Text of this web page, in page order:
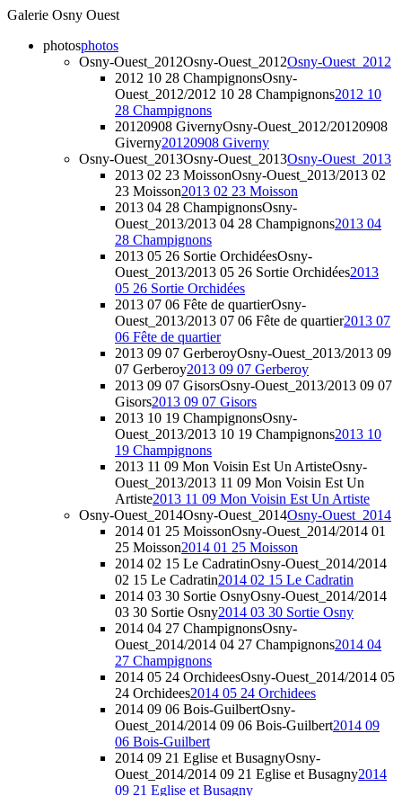
Galerie Osny Ouest
photosphotos
Osny-Ouest_2012Osny-Ouest_2012Osny-Ouest_2012
2012 10 28 ChampignonsOsny-
Ouest_2012/2012 10 28 Champignons2012 10
28 Champignons
20120908 GivernyOsny-Ouest_2012/20120908
Giverny20120908 Giverny
Osny-Ouest_2013Osny-Ouest_2013Osny-Ouest_2013
2013 02 23 MoissonOsny-Ouest_2013/2013 02
23 Moisson2013 02 23 Moisson
2013 04 28 ChampignonsOsny-
Ouest_2013/2013 04 28 Champignons2013 04
28 Champignons
2013 05 26 Sortie OrchidéesOsny-
Ouest_2013/2013 05 26 Sortie Orchidées2013
05 26 Sortie Orchidées
2013 07 06 Fête de quartierOsny-
Ouest_2013/2013 07 06 Fête de quartier2013 07
06 Fête de quartier
2013 09 07 GerberoyOsny-Ouest_2013/2013 09
07 Gerberoy2013 09 07 Gerberoy
2013 09 07 GisorsOsny-Ouest_2013/2013 09 07
Gisors2013 09 07 Gisors
2013 10 19 ChampignonsOsny-
Ouest_2013/2013 10 19 Champignons2013 10
19 Champignons
2013 11 09 Mon Voisin Est Un ArtisteOsny-
Ouest_2013/2013 11 09 Mon Voisin Est Un
Artiste2013 11 09 Mon Voisin Est Un Artiste
Osny-Ouest_2014Osny-Ouest_2014Osny-Ouest_2014
2014 01 25 MoissonOsny-Ouest_2014/2014 01
25 Moisson2014 01 25 Moisson
2014 02 15 Le CadratinOsny-Ouest_2014/2014
02 15 Le Cadratin2014 02 15 Le Cadratin
2014 03 30 Sortie OsnyOsny-Ouest_2014/2014
03 30 Sortie Osny2014 03 30 Sortie Osny
2014 04 27 ChampignonsOsny-
Ouest_2014/2014 04 27 Champignons2014 04
27 Champignons
2014 05 24 OrchideesOsny-Ouest_2014/2014 05
24 Orchidees2014 05 24 Orchidees
2014 09 06 Bois-GuilbertOsny-
Ouest_2014/2014 09 06 Bois-Guilbert2014 09
06 Bois-Guilbert
2014 09 21 Eglise et BusagnyOsny-
Ouest_2014/2014 09 21 Eglise et Busagny2014
09 21 Eglise et Busagny